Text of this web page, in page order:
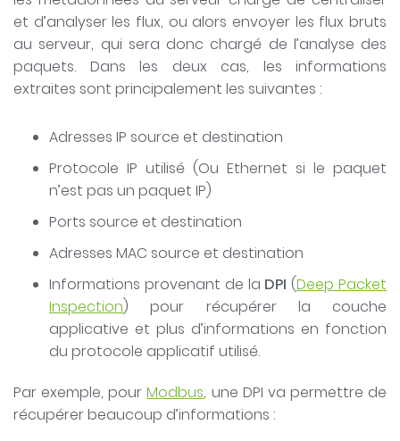
et d’analyser les flux, ou alors envoyer les flux bruts
au serveur, qui sera donc chargé de l’analyse des
paquets. Dans les deux cas, les informations
extraites sont principalement les suivantes :
Adresses IP source et destination
Protocole IP utilisé (Ou Ethernet si le paquet
n’est pas un paquet IP)
Ports source et destination
Adresses MAC source et destination
Informations provenant de la DPI (Deep Packet
Inspection) pour récupérer la couche
applicative et plus d’informations en fonction
du protocole applicatif utilisé.
Par exemple, pourModbus, une DPI va permettre de
récupérer beaucoup d’informations :